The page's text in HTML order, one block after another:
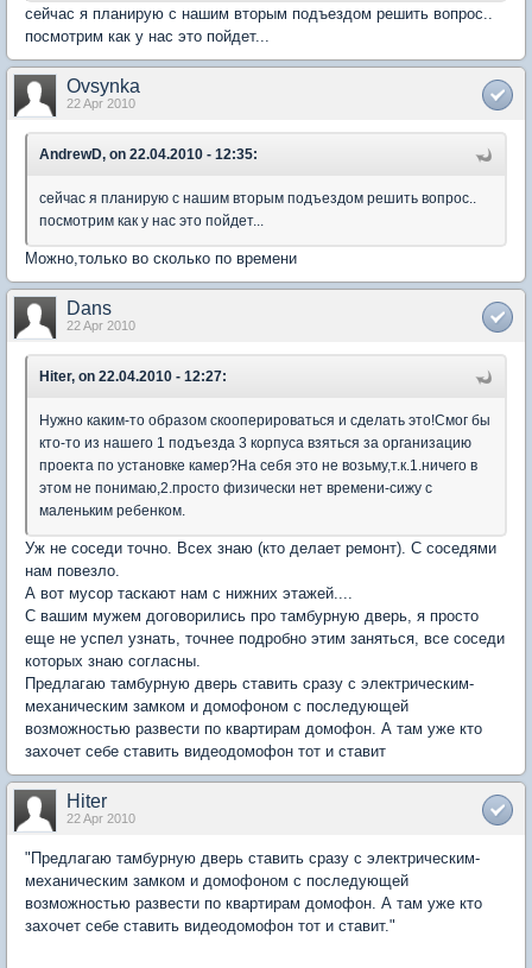
сейчас я планирую с нашим вторым подъездом решить вопрос..
посмотрим как у нас это пойдет...
Ovsynka
22 Apr 2010
AndrewD, on 22.04.2010 - 12:35:
сейчас я планирую с нашим вторым подъездом решить вопрос..
посмотрим как у нас это пойдет...
Можно,только во сколько по времени
Dans
22 Apr 2010
Hiter, on 22.04.2010 - 12:27:
Нужно каким-то образом скооперироваться и сделать это!Смог бы
кто-то из нашего 1 подъезда 3 корпуса взяться за организацию
проекта по установке камер?На себя это не возьму,т.к.1.ничего в
этом не понимаю,2.просто физически нет времени-сижу с
маленьким ребенком.
Уж не соседи точно. Всех знаю (кто делает ремонт). С соседями
нам повезло.
А вот мусор таскают нам с нижних этажей....
С вашим мужем договорились про тамбурную дверь, я просто
еще не успел узнать, точнее подробно этим заняться, все соседи
которых знаю согласны.
Предлагаю тамбурную дверь ставить сразу с электрическим-
механическим замком и домофоном с последующей
возможностью развести по квартирам домофон. А там уже кто
захочет себе ставить видеодомофон тот и ставит
Hiter
22 Apr 2010
"Предлагаю тамбурную дверь ставить сразу с электрическим-
механическим замком и домофоном с последующей
возможностью развести по квартирам домофон. А там уже кто
захочет себе ставить видеодомофон тот и ставит."